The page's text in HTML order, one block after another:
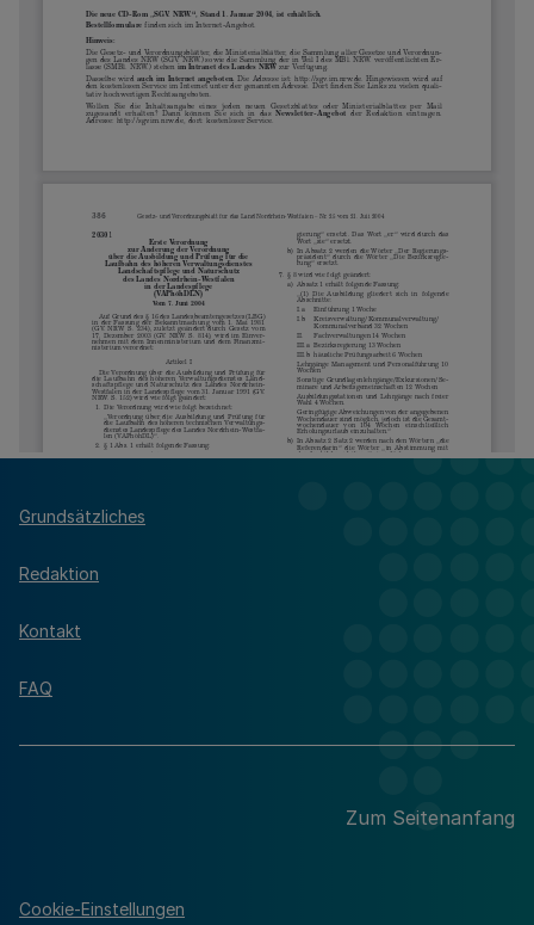
Grundsätzliches
Redaktion
Kontakt
FAQ
Zum Seitenanfang
Cookie-Einstellungen